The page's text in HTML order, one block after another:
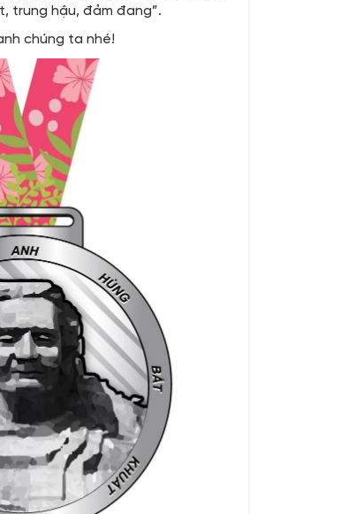
trung hậu, đảm đang”.
chúng ta nhé!